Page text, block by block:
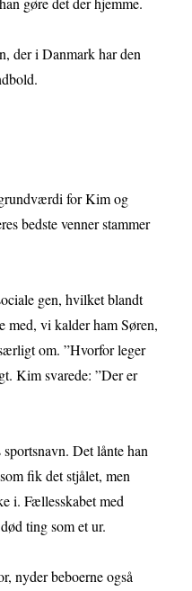
der i Danmark har den
for Kim og
bedste venner stammer
gen, hvilket blandt
med, vi kalder ham Søren,
om. ”Hvorfor leger
Kim svarede: ”Der er
Det lånte han
fik det stjålet, men
i. Fællesskabet med
ting som et ur.
nyder beboerne også